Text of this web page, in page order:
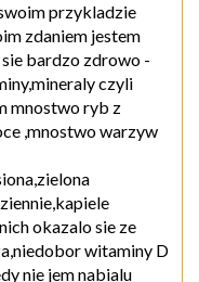
przykladzie
zdaniem jestem
bardzo zdrowo -
czyli
mnostwo ryb z
,mnostwo warzyw
okazalo sie ze
witaminy D
nie jem nabialu